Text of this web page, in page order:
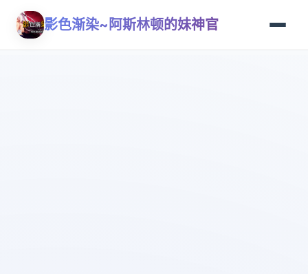
影色渐染~阿斯林顿的妹神官